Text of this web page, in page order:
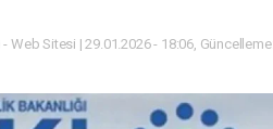
Web Sitesi | 29.01.2026 - 18:06,